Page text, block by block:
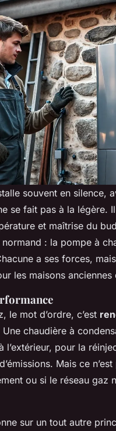
souvent en silence,
se fait pas à la légère.
et maîtrise du
: la pompe à
a ses forces,
les maisons anciennes
le mot d’ordre, c’est
chaudière à
l’extérieur, pour la
Mais ce
ou si le réseau gaz
sur un tout autre